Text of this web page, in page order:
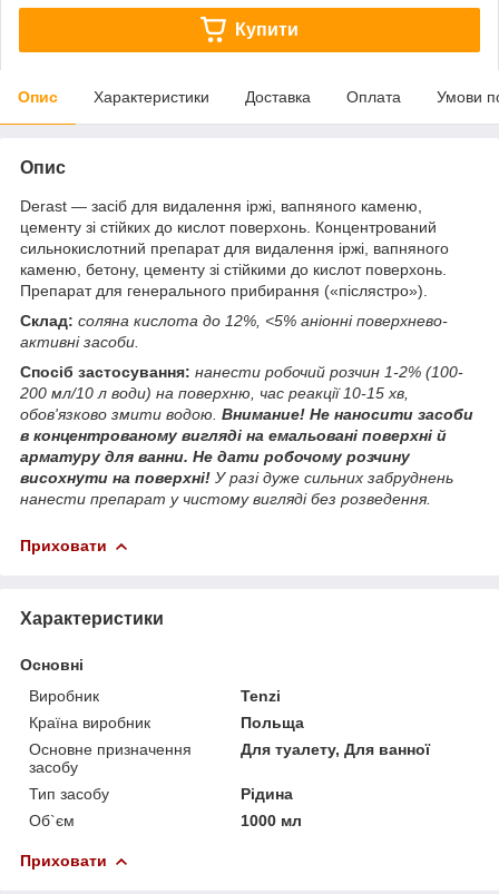
Купити
Опис Характеристики Доставка Оплата Умови
Опис
Derast — засіб для видалення іржі, вапняного каменю,
цементу зі стійких до кислот поверхонь. Концентрований
сильнокислотний препарат для видалення іржі, вапняного
каменю, бетону, цементу зі стійкими до кислот поверхонь.
Препарат для генерального прибирання («післястро»).
Склад: соляна кислота до 12%, <5% аніонні поверхнево-
активні засоби.
Спосіб застосування: нанести робочий розчин 1-2% (100-
200 мл/10 л води) на поверхню, час реакції 10-15 хв,
обов'язково змити водою. Внимание! Не наносити засоби
в концентрованому вигляді на емальовані поверхні й
арматуру для ванни. Не дати робочому розчину
висохнути на поверхні! У разі дуже сильних забруднень
нанести препарат у чистому вигляді без розведення.
Приховати
Характеристики
Основні
Виробник
Tenzi
Країна виробник
Польща
Основне призначення
засобу
Для туалету, Для ванної
Тип засобу
Рідина
Об`єм
1000 мл
Приховати